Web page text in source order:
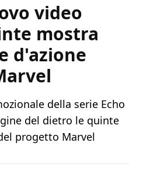
video
mostra
d'azione
della serie Echo
del dietro le quinte
progetto Marvel